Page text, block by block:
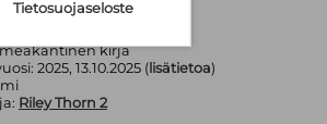
Kustannus Oy
kirja
2025, 13.10.2025 (lisätietoa)
Riley Thorn 2
Tietosuojaseloste